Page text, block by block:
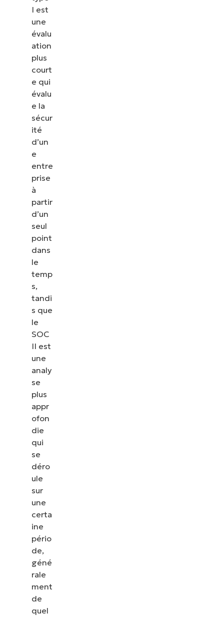
I est
une
évalu
ation
plus
court
e qui
évalu
e la
sécur
ité
d’un
e
entre
prise
à
partir
d’un
seul
point
dans
le
temp
s,
tandi
s que
le
SOC
II est
une
analy
se
plus
appr
ofon
die
qui
se
déro
ule
sur
une
certa
ine
pério
de,
géné
rale
ment
de
quel
les correctifs, le MDM, la gestion des tickets et